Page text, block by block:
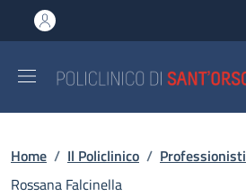
al contenuto principale
to footer content
Briciole di pane
Home / Il Policlinico / Professionisti
Rossana Falcinella